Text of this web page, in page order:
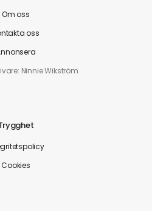
Om oss
oss
Ninnie Wikström
Cookies